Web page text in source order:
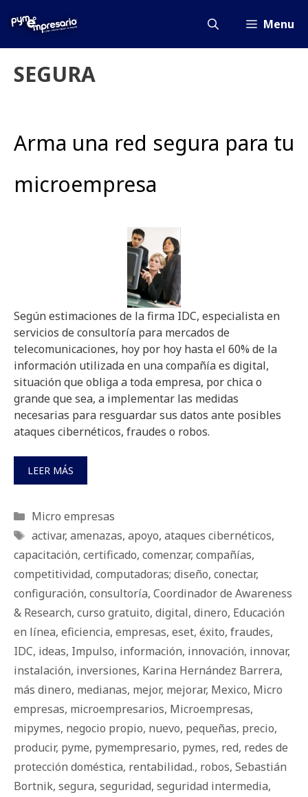
Menu
SEGURA
Arma una red segura para tu
microempresa
Según estimaciones de la firma IDC, especialista en
servicios de consultoría para mercados de
telecomunicaciones, hoy por hoy hasta el 60% de la
información utilizada en una compañía es digital,
situación que obliga a toda empresa, por chica o
grande que sea, a implementar las medidas
necesarias para resguardar sus datos ante posibles
ataques cibernéticos, fraudes o robos.
LEER MÁS
Categorías
Micro empresas
Etiquetas
activar, amenazas, apoyo, ataques cibernéticos,
capacitación, certificado, comenzar, compañías,
competitividad, computadoras; diseño, conectar,
configuración, consultoría, Coordinador de Awareness
& Research, curso gratuito, digital, dinero, Educación
en línea, eficiencia, empresas, eset, éxito, fraudes,
IDC, ideas, Impulso, información, innovación, innovar,
instalación, inversiones, Karina Hernández Barrera,
más dinero, medianas, mejor, mejorar, Mexico, Micro
empresas, microempresarios, Microempresas,
mipymes, negocio propio, nuevo, pequeñas, precio,
producir, pyme, pymempresario, pymes, red, redes de
protección doméstica, rentabilidad., robos, Sebastián
Bortnik, segura, seguridad, seguridad intermedia,